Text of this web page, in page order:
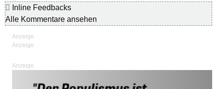
Inline Feedbacks
Alle Kommentare ansehen
Anzeige